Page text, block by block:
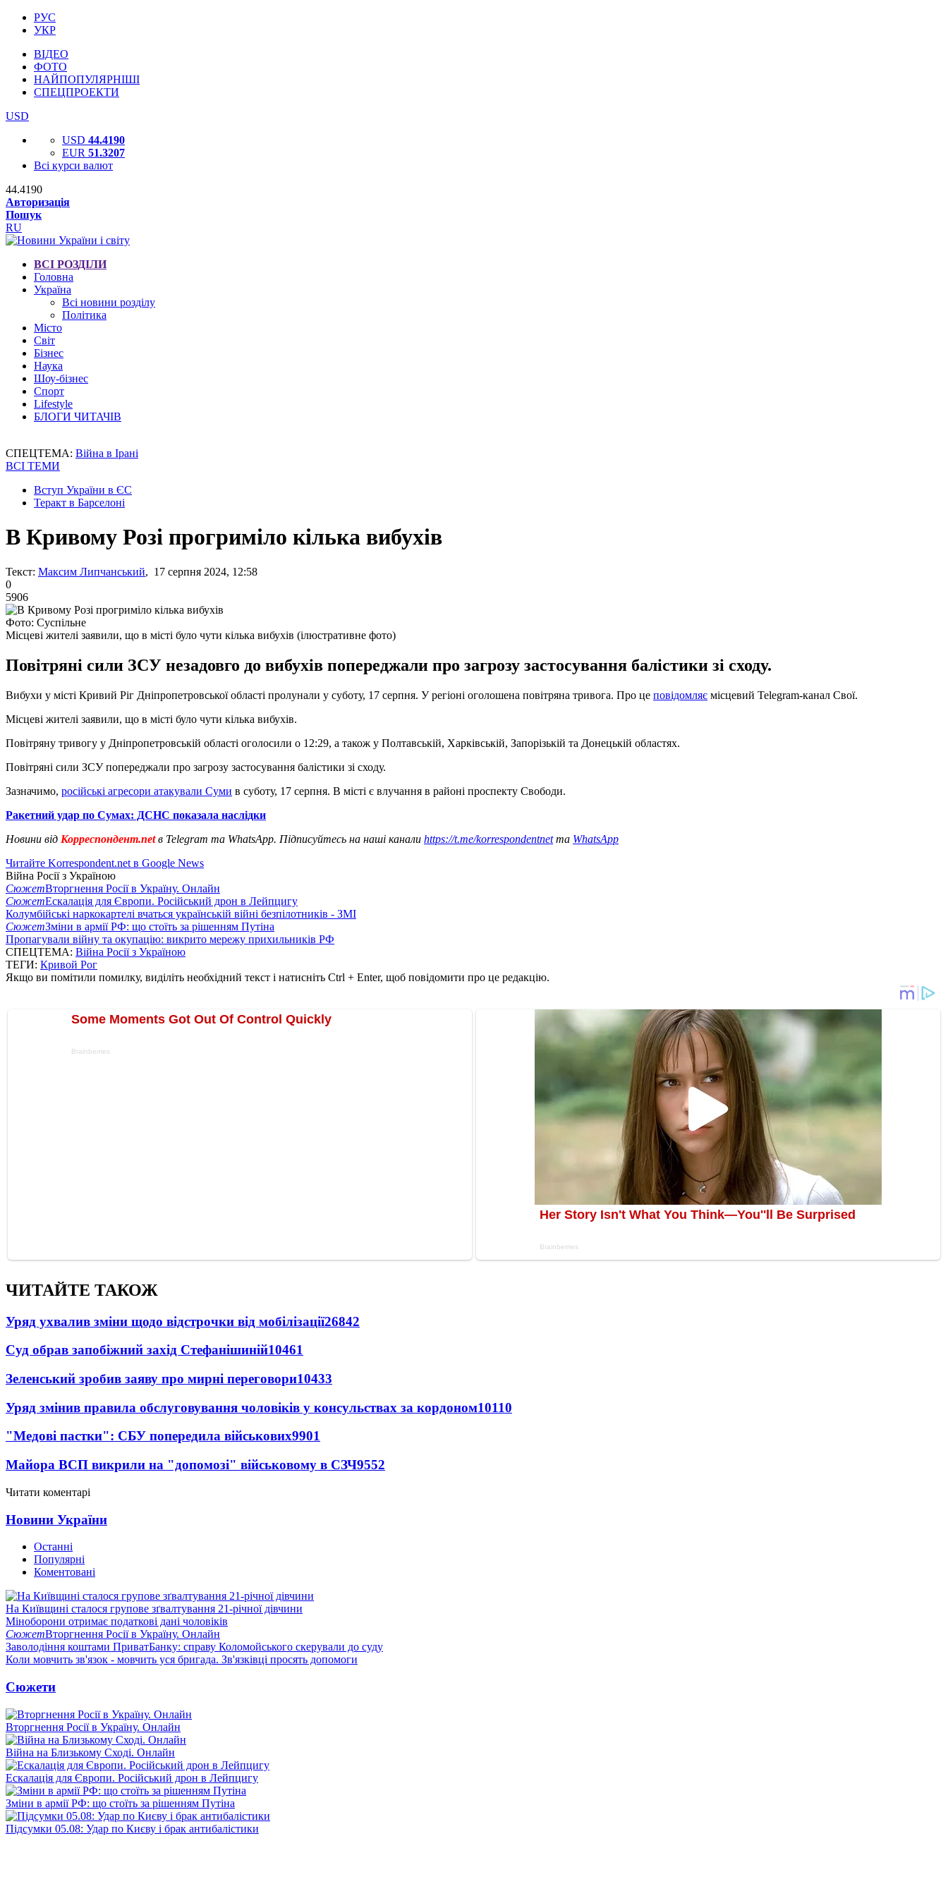
РУС
УКР
ВІДЕО
ФОТО
НАЙПОПУЛЯРНІШІ
СПЕЦПРОЕКТИ
USD
USD 44.4190
EUR 51.3207
Всі курси валют
44.4190
Авторизація
Пошук
RU
ВСІ РОЗДІЛИ
Головна
Україна
Всі новини розділу
Політика
Місто
Світ
Бізнес
Наука
Шоу-бізнес
Спорт
Lifestyle
БЛОГИ ЧИТАЧІВ
СПЕЦТЕМА: Війна в Ірані
ВСІ ТЕМИ
Вступ України в ЄС
Теракт в Барселоні
В Кривому Розі прогриміло кілька вибухів
Текст: Максим Липчанський, 17 серпня 2024, 12:58
0
5906
Фото: Суспільне
Місцеві жителі заявили, що в місті було чути кілька вибухів (ілюстративне фото)
Повітряні сили ЗСУ незадовго до вибухів попереджали про загрозу застосування балістики зі сходу.
Вибухи у місті Кривий Ріг Дніпропетровської області пролунали у суботу, 17 серпня. У регіоні оголошена повітряна тривога. Про це повідомляє місцевий Telegram-канал Свої.
Місцеві жителі заявили, що в місті було чути кілька вибухів.
Повітряну тривогу у Дніпропетровській області оголосили о 12:29, а також у Полтавській, Харківській, Запорізькій та Донецькій областях.
Повітряні сили ЗСУ попереджали про загрозу застосування балістики зі сходу.
Зазначимо, російські агресори атакували Суми в суботу, 17 серпня. В місті є влучання в районі проспекту Свободи.
Ракетний удар по Сумах: ДСНС показала наслідки
Новини від Корреспондент.netв Telegram та WhatsApp. Підписуйтесь на наші канали https://t.me/korrespondentnetта WhatsApp
Читайте Korrespondent.net в Google News
Війна Росії з Україною
СюжетВторгнення Росії в Україну. Онлайн
СюжетЕскалація для Європи. Російський дрон в Лейпцигу
Колумбійські наркокартелі вчаться українській війні безпілотників - ЗМІ
СюжетЗміни в армії РФ: що стоїть за рішенням Путіна
Пропагували війну та окупацію: викрито мережу прихильників РФ
СПЕЦТЕМА: Війна Росії з Україною
ТЕГИ: Кривой Рог
Якщо ви помітили помилку, виділіть необхідний текст і натисніть Ctrl + Enter, щоб повідомити про це редакцію.
ЧИТАЙТЕ ТАКОЖ
Уряд ухвалив зміни щодо відстрочки від мобілізації26842
Суд обрав запобіжний захід Стефанішиній10461
Зеленський зробив заяву про мирні переговори10433
Уряд змінив правила обслуговування чоловіків у консульствах за кордоном10110
"Медові пастки": СБУ попередила військових9901
Майора ВСП викрили на "допомозі" військовому в СЗЧ9552
Читати коментарі
Новини України
Останні
Популярні
Коментовані
На Київщині сталося групове зґвалтування 21-річної дівчини
Міноборони отримає податкові дані чоловіків
СюжетВторгнення Росії в Україну. Онлайн
Заволодіння коштами ПриватБанку: справу Коломойського скерували до суду
Коли мовчить зв'язок - мовчить уся бригада. Зв'язківці просять допомоги
Сюжети
Вторгнення Росії в Україну. Онлайн
Війна на Близькому Сході. Онлайн
Ескалація для Європи. Російський дрон в Лейпцигу
Зміни в армії РФ: що стоїть за рішенням Путіна
Підсумки 05.08: Удар по Києву і брак антибалістики